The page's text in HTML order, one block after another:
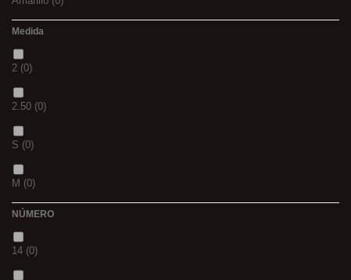
(0)
(0)
BLACK & RED
PANTHER
36(0)
P(0)
Medida
2 (0)
2.50 (0)
S (0)
M (0)
20MM
NÚMERO
14 (0)